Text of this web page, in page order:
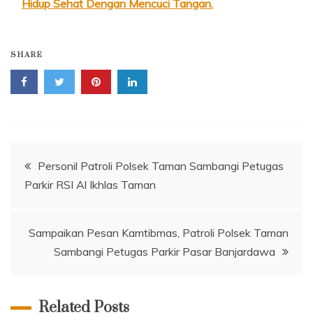
Hidup Sehat Dengan Mencuci Tangan.
SHARE
Navigasi
pos
Personil Patroli Polsek Taman Sambangi Petugas
Parkir RSI Al Ikhlas Taman
Sampaikan Pesan Kamtibmas, Patroli Polsek Taman
Sambangi Petugas Parkir Pasar Banjardawa
Related Posts